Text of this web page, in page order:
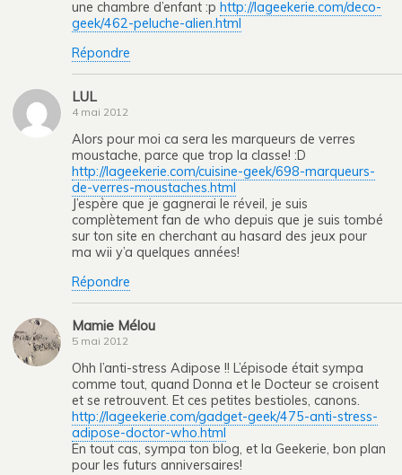
une chambre d’enfant :p http://lageekerie.com/deco-
geek/462-peluche-alien.html
Répondre
LUL
4 mai 2012
Alors pour moi ca sera les marqueurs de verres
moustache, parce que trop la classe! :D
http://lageekerie.com/cuisine-geek/698-marqueurs-
de-verres-moustaches.html
J’espère que je gagnerai le réveil, je suis
complètement fan de who depuis que je suis tombé
sur ton site en cherchant au hasard des jeux pour
ma wii y’a quelques années!
Répondre
Mamie Mélou
5 mai 2012
Ohh l’anti-stress Adipose !! L’épisode était sympa
comme tout, quand Donna et le Docteur se croisent
et se retrouvent. Et ces petites bestioles, canons.
http://lageekerie.com/gadget-geek/475-anti-stress-
adipose-doctor-who.html
En tout cas, sympa ton blog, et la Geekerie, bon plan
pour les futurs anniversaires!